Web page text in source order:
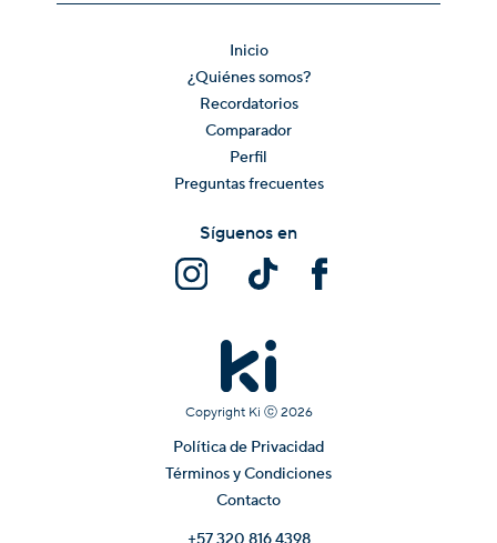
Inicio
¿Quiénes somos?
Recordatorios
Comparador
Perfil
Preguntas frecuentes
Copyright Ki ⓒ 2026
Política de Privacidad
Términos y Condiciones
Contacto
Síguenos en